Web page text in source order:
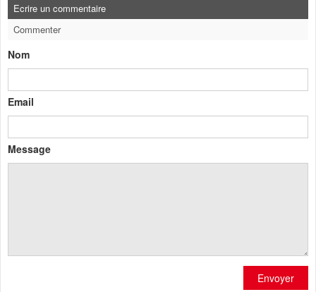
Ecrire un commentaire
Commenter
Nom
Email
Message
Envoyer